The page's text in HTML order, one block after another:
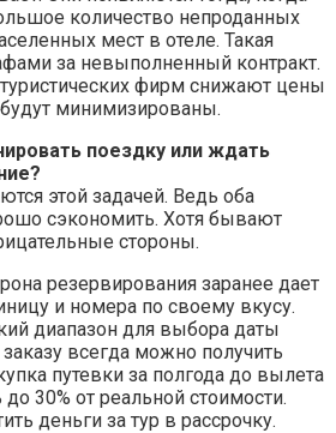
количество непроданных
мест в отеле. Такая
за невыполненный контракт.
фирм снижают цены
минимизированы.
поездку или ждать
этой задачей. Ведь оба
сэкономить. Хотя бывают
стороны.
резервирования заранее дает
и номера по своему вкусу.
диапазон для выбора даты
всегда можно получить
путевки за полгода до вылета
30% от реальной стоимости.
деньги за тур в рассрочку.